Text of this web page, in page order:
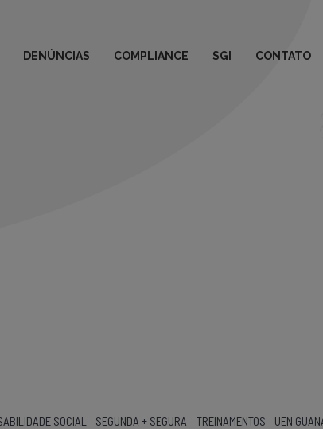
DENÚNCIAS COMPLIANCE SGI CONTATO
SOCIAL SEGUNDA + SEGURA TREINAMENTOS UEN